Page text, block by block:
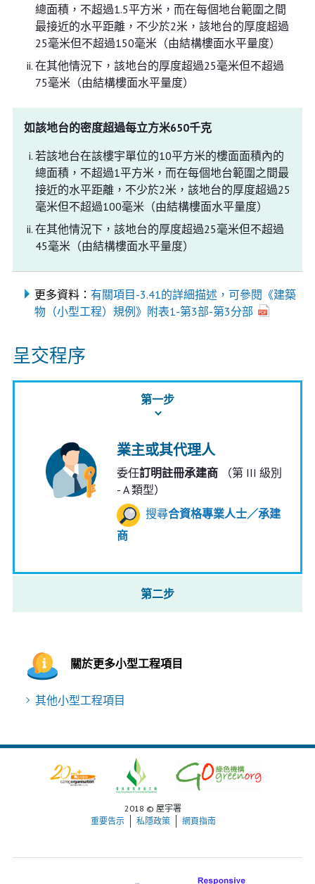
總面積，不超過1.5平方米，而在每個地台範圍之間
最接近的水平距離，不少於2米，該地台的厚度超過
25毫米但不超過150毫米（由結構樓面水平量度）
在其他情況下，該地台的厚度超過25毫米但不超過
75毫米（由結構樓面水平量度）
如該地台的密度超過每立方米650千克
若該地台在該樓宇單位的10平方米的樓面面積內的
總面積，不超過1平方米，而在每個地台範圍之間最
接近的水平距離，不少於2米，該地台的厚度超過25
毫米但不超過100毫米（由結構樓面水平量度）
在其他情況下，該地台的厚度超過25毫米但不超過
45毫米（由結構樓面水平量度）
更多資料： 有關項目-3.41的詳細描述，可參閱《建築
物（小型工程）規例》附表1-第3部-第3分部
呈交程序
第一步
業主或其代理人
委任訂明註冊承建商（第 III 級別
- A 類型）
搜尋合資格專業人士／承建
商
第二步
關於更多小型工程項目
其他小型工程項目
2018 © 屋宇署
重要告示
私隱政策 網頁指南